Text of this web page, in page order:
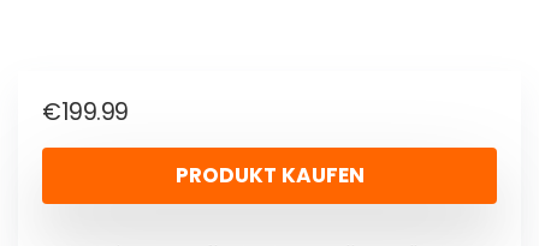
€199.99
PRODUKT KAUFEN